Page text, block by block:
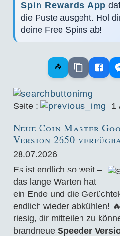
Spin Rewards App
die Puste ausgeht. Hol
deine Free Spins ab!
📤
Seite : 1
Neue Coin Master
Version 2650
28.07.2026
Es ist endlich so weit –
das lange Warten hat
ein Ende und die
endlich wieder abkühlen!
riesig, dir mitteilen zu
brandneue Speeder